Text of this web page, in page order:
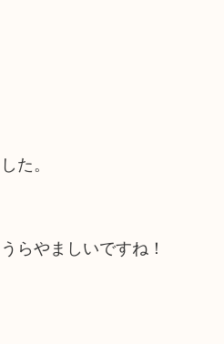
た。
らやましいですね！